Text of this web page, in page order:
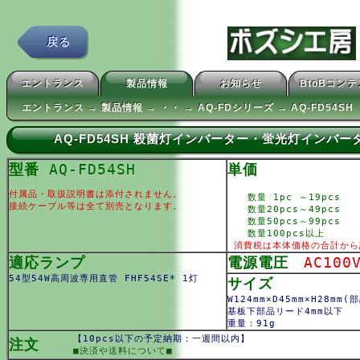
戻る
エントランス 製品情報 お知らせ BtoBコンテ
エントランス → 製品情報 → ・・ → AQ-FDシリーズ → AQ-FD54SH
AQ-FD54SH 殺菌灯インバーター・蛍光灯インバー
型番 AQ-FD54SH
付属品・取扱説明書は添付されません。
接続ケーブル等は全て別売となります。
単価
数量 1pc ～19pcs
数量20pcs～49pcs
数量50pcs～99pcs
数量100pcs以上
消費税は本体価格の合計か
適応ランプ
54型54W高周波専用直管 FHF54SE* 1灯
電源電圧
サイズ
W124mm×D45mm×H28mm(
基板下部品リード4mm以下
重量：91g
注文
【10pcs以下の予定納期：一週間以内】
■決済や送料について■